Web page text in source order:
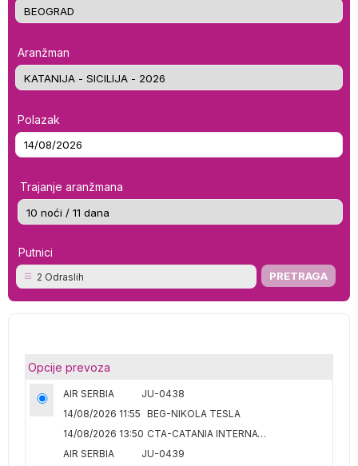
Aranžman
Polazak
Trajanje aranžmana
Putnici
2 Odraslih
Opcije prevoza
AIR SERBIA
JU-0438
14/08/2026 11:55 BEG-NIKOLA TESLA
14/08/2026 13:50
CTA-CATANIA INTERNATIONAL
AIR SERBIA
JU-0439